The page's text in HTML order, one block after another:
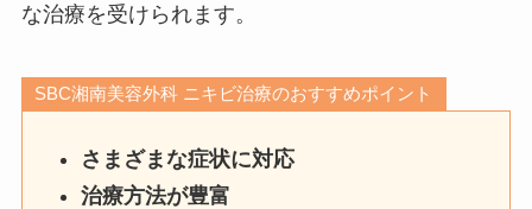
な治療を受けられます。
SBC湘南美容外科 ニキビ治療のおすすめポイント
さまざまな症状に対応
治療方法が豊富